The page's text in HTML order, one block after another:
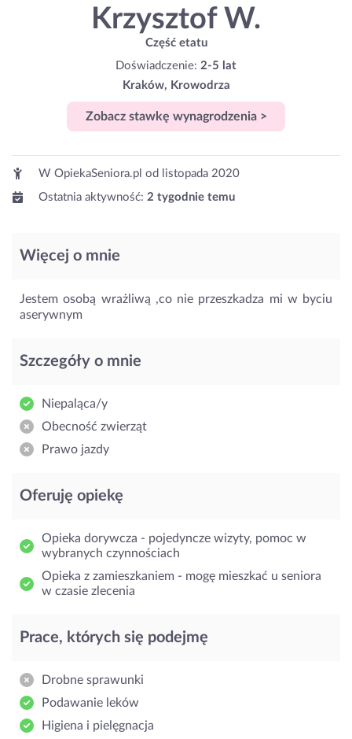
Krzysztof W.
Część etatu
Doświadczenie: 2-5 lat
Kraków, Krowodrza
Zobacz stawkę wynagrodzenia >
W OpiekaSeniora.pl od
listopada 2020
Ostatnia aktywność: 2 tygodnie temu
Więcej o mnie
Jestem osobą wrażliwą ,co nie przeszkadza mi w byciu
aserywnym
Szczegóły o mnie
Niepaląca/y
Obecność zwierząt
Prawo jazdy
Oferuję opiekę
Opieka dorywcza - pojedyncze wizyty, pomoc w
wybranych czynnościach
Opieka z zamieszkaniem - mogę mieszkać u seniora
w czasie zlecenia
Prace, których się podejmę
Drobne sprawunki
Podawanie leków
Higiena i pielęgnacja